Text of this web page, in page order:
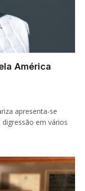
América
apresenta-se
em vários